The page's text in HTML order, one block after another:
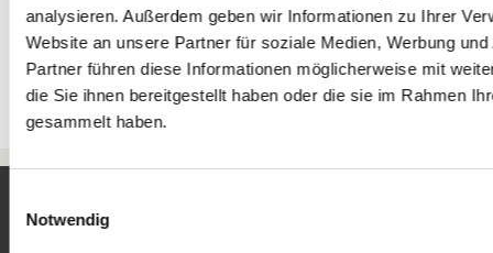
analysieren. Außerdem geben wir Informationen zu Ihrer
Website an unsere Partner für soziale Medien, Werbung
Partner führen diese Informationen möglicherweise mit
die Sie ihnen bereitgestellt haben oder die sie im Rahmen
gesammelt haben.
Notwendig
Braunau und Salzburg da.